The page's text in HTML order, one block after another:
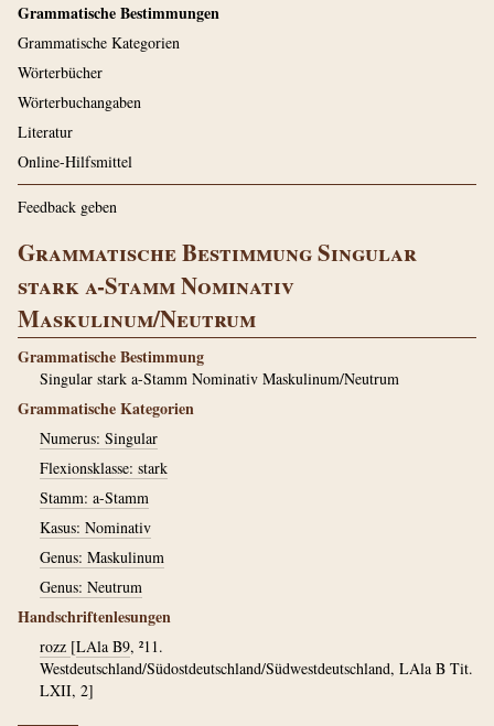
Grammatische Bestimmungen
Grammatische Kategorien
Wörterbücher
Wörterbuchangaben
Literatur
Online-Hilfsmittel
Feedback geben
Grammatische Bestimmung Singular
stark a-Stamm Nominativ
Maskulinum/Neutrum
Grammatische Bestimmung
Singular stark a-Stamm Nominativ Maskulinum/Neutrum
Grammatische Kategorien
Numerus: Singular
Flexionsklasse: stark
Stamm: a-Stamm
Kasus: Nominativ
Genus: Maskulinum
Genus: Neutrum
Handschriftenlesungen
rozz [LAla B9, ²11.
Westdeutschland/Südostdeutschland/Südwestdeutschland, LAla B Tit.
LXII, 2]